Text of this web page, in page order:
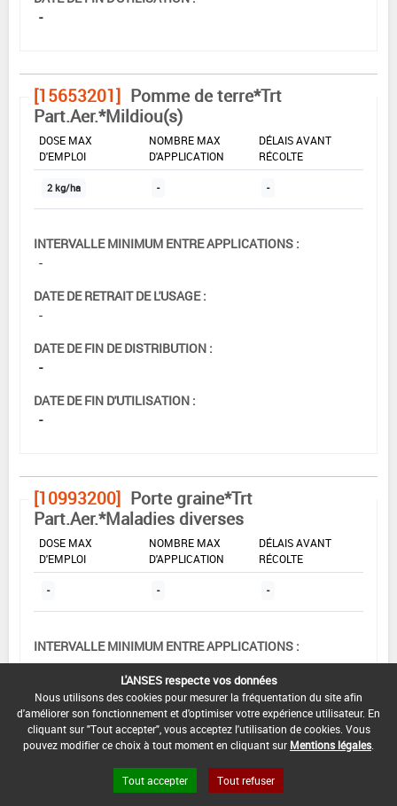
-
[15653201] Pomme de terre*Trt
Part.Aer.*Mildiou(s)
DOSE MAX
D'EMPLOI
NOMBRE MAX
D'APPLICATION
DÉLAIS AVANT
RÉCOLTE
2 kg/ha - -
INTERVALLE MINIMUM ENTRE APPLICATIONS :
-
DATE DE RETRAIT DE L'USAGE :
-
DATE DE FIN DE DISTRIBUTION :
-
DATE DE FIN D'UTILISATION :
-
[10993200] Porte graine*Trt
Part.Aer.*Maladies diverses
DOSE MAX
D'EMPLOI
NOMBRE MAX
D'APPLICATION
DÉLAIS AVANT
RÉCOLTE
- - -
INTERVALLE MINIMUM ENTRE APPLICATIONS :
-
DATE DE RETRAIT DE L'USAGE :
-
DATE DE FIN DE DISTRIBUTION :
L'ANSES respecte vos données
Nous utilisons des cookies pour mesurer la fréquentation du site afin
d'améliorer son fonctionnement et d'optimiser votre expérience utilisateur. En
cliquant sur "Tout accepter", vous acceptez l'utilisation de cookies. Vous
pouvez modifier ce choix à tout moment en cliquant sur Mentions légales
Tout accepter Tout refuser